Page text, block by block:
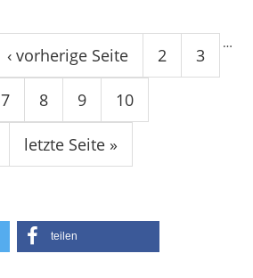
‹ vorherige Seite
…
2 3
7 8 9 10
letzte Seite »
teilen